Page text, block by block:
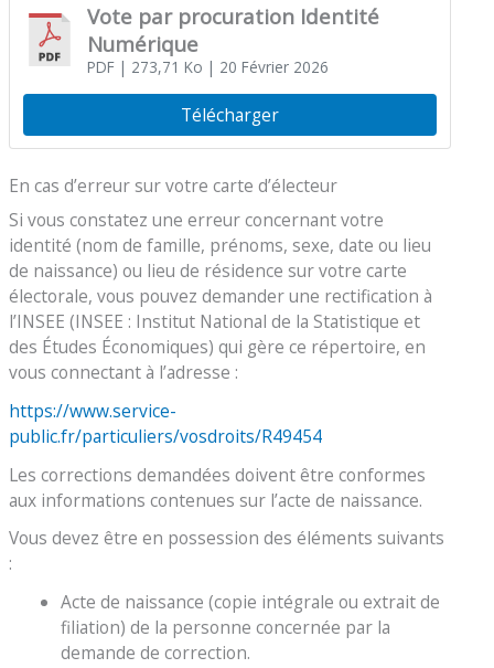
Vote par procuration Identité
Numérique
PDF| 273,71 Ko | 20 Février 2026
Télécharger
En cas d’erreur sur votre carte d’électeur
Si vous constatez une erreur concernant votre
identité (nom de famille, prénoms, sexe, date ou lieu
de naissance) ou lieu de résidence sur votre carte
électorale, vous pouvez demander une rectification à
l’INSEE (INSEE : Institut National de la Statistique et
des Études Économiques) qui gère ce répertoire, en
vous connectant à l’adresse :
https://www.service-
public.fr/particuliers/vosdroits/R49454
Les corrections demandées doivent être conformes
aux informations contenues sur l’acte de naissance.
Vous devez être en possession des éléments suivants
:
Acte de naissance (copie intégrale ou extrait de
filiation) de la personne concernée par la
demande de correction.